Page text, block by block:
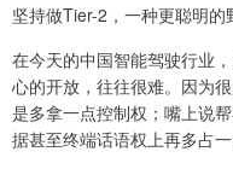
坚持做Tier-2，一种更聪明的
在今天的中国智能驾驶行业
心的开放，往往很难。因为
是多拿一点控制权；嘴上说
据甚至终端话语权上再多占